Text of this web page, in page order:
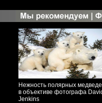
Нежность полярных
в объективе фотографа
Jenkins